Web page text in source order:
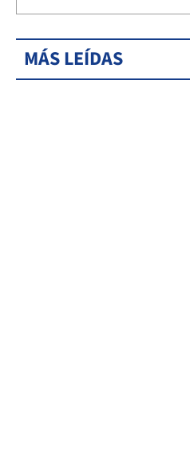
MÁS LEÍDAS